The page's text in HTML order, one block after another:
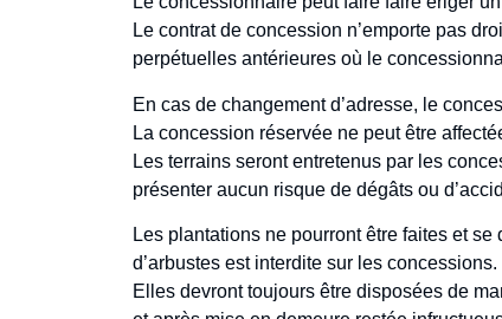
Le contrat de concession n’emporte pas
perpétuelles antérieures où le
En cas de changement d’adresse, le
La concession réservée ne peut être
Les terrains seront entretenus par les
présenter aucun risque de dégâts ou
Les plantations ne pourront être faites et
d’arbustes est interdite sur les concessions.
Elles devront toujours être disposées de